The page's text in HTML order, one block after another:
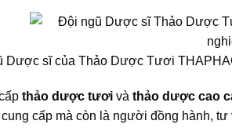
Dược sĩ của Thảo Dược Tươi
thảo dược tươi và thảo dược cao
cấp mà còn là người đồng hành,